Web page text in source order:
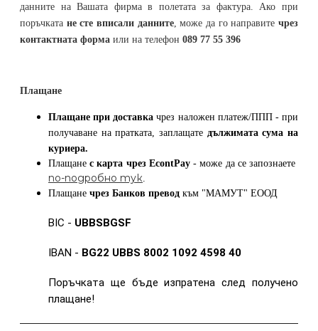
данните на Вашата фирма в полетата за фактура. Ако при
поръчката не сте вписали данните, може да го направитечрез
контактната форма или на телефон 089 77 55 396
Плащане
Плащане при доставка чрез наложен платеж/ППП - при
получаване на пратката, заплащате дължимата сума на
куриера.
Плащанес карта чрез EcontPay- може да се запознаете
по-подробно тук
Плащане чрез Банков превод към "МАМУТ" ЕООД
BIC - UBBSBGSF
IBAN - BG22 UBBS 8002 1092 4598 40
Поръчката ще бъде изпратена след получено
плащане!